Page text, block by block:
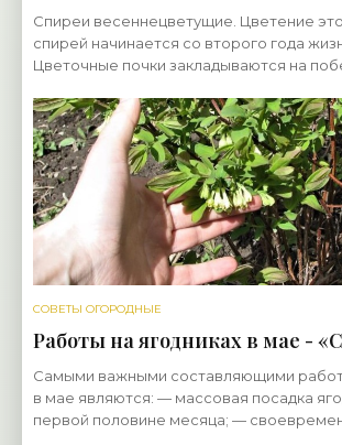
Спиреи весеннецветущие. Цветение
спирей начинается со второго года
Цветочные почки закладываются на
СОВЕТЫ ОГОРОДНЫЕ
Работы на ягодниках в мае -
Самыми важными составляющими
в мае являются: — массовая посадка
первой половине месяца; —